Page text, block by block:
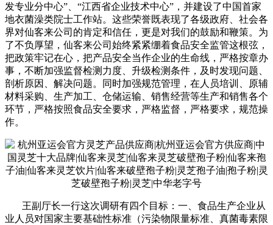
发专业分中心”、“江西省企业技术中心”，并建设了中国首家
地衣菌澡类院士工作站。这些荣誉既表现了各级政府、社会各
界对仙客来公司的肯定和信任，更是对我们的鼓励和鞭策。为
了不负厚望，仙客来公司始终紧紧绷着食品安全监管这根弦，
把政策牢记在心，把产品安全当作企业的生命线，严格按章办
事，不断加强监督检测力度、升级检测条件，及时发现问题、
剖析原因、解决问题。同时加强规范管理，在人员培训、原辅
材料采购、生产加工、仓储运输、销售经营等生产和销售各个
环节，严格按照食品安全要求，严格监督，严格要求，规范操
作。
王副厅长一行这次调研有四个目标：一、食品生产企业从
业人员对国家主要基础性标准（污染物限量标准、真菌毒素限